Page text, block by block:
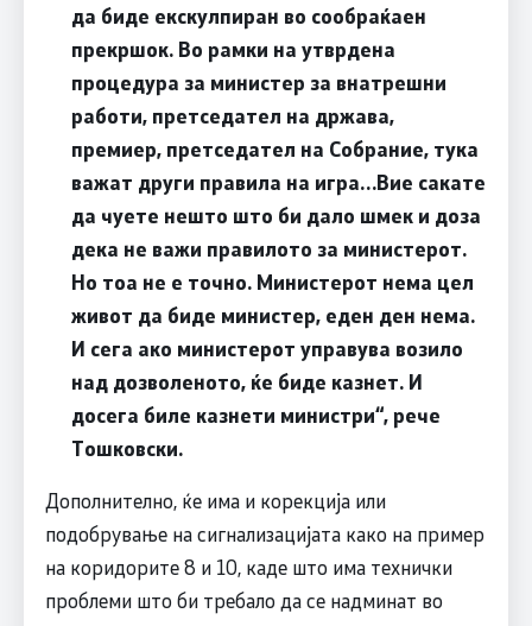
да биде екскулпиран во сообраќаен
прекршок. Во рамки на утврдена
процедура за министер за внатрешни
работи, претседател на држава,
премиер, претседател на Собрание, тука
важат други правила на игра…Вие сакате
да чуете нешто што би дало шмек и доза
дека не важи правилото за министерот.
Но тоа не е точно. Министерот нема цел
живот да биде министер, еден ден нема.
И сега ако министерот управува возило
над дозволеното, ќе биде казнет. И
досега биле казнети министри“, рече
Тошковски.
Дополнително, ќе има и корекција или
подобрување на сигнализацијата како на пример
на коридорите 8 и 10, каде што има технички
проблеми што би требало да се надминат во